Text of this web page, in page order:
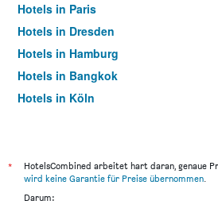
Hotels in Paris
Hotels in Dresden
Hotels in Hamburg
Hotels in Bangkok
Hotels in Köln
*
HotelsCombined arbeitet hart daran, genaue
wird keine Garantie für Preise übernommen.
Darum: